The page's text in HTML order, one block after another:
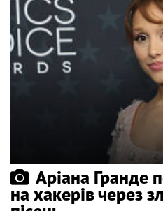
Аріана Гранде
на хакерів через